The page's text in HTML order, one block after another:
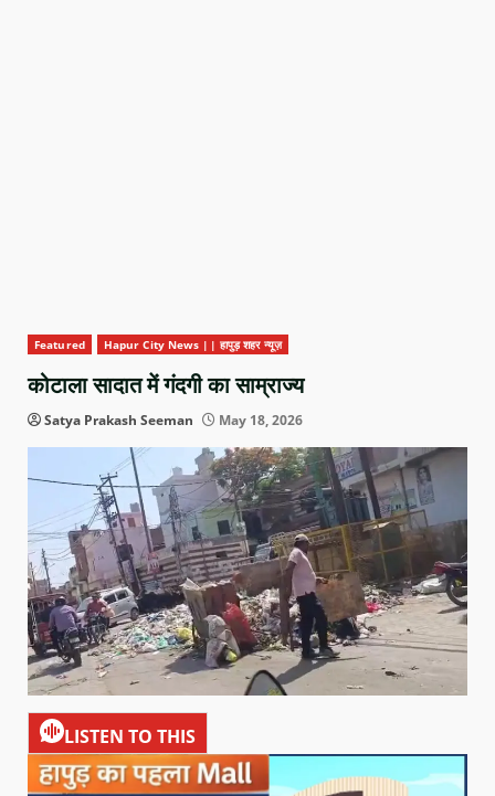
Featured Hapur City News || हापुड़ शहर न्यूज़
कोटाला सादात में गंदगी का साम्राज्य
Satya Prakash Seeman May 18, 2026
LISTEN TO THIS